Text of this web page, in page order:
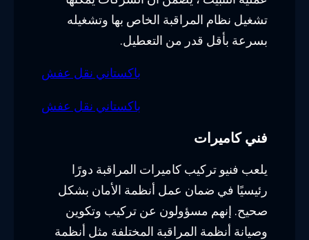
تشغيل نظام المراقبة الخاص بها وتشغيله
بسرعة بأقل قدر من التعطيل.
باكستاني نقل عفش
باكستاني نقل عفش
فني كاميرات
يلعب فنيو تركيب كاميرات المراقبة دورًا
رئيسيًا في ضمان عمل أنظمة الأمان بشكل
صحيح. إنهم مسؤولون عن تركيب وتكوين
وصيانة أنظمة المراقبة المختلفة مثل أنظمة